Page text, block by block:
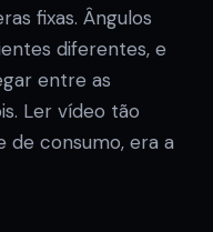
fixas. Ângulos
diferentes, e
entre as
Ler vídeo tão
de consumo, era a